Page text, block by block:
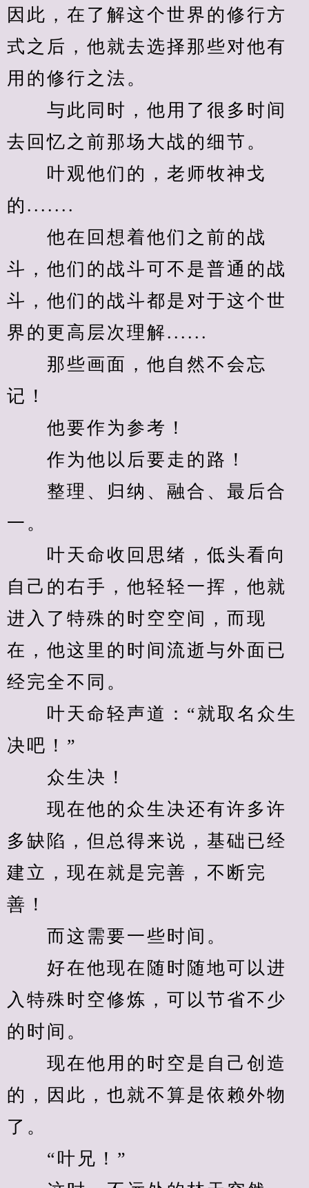
因此，在了解这个世界的修行方
式之后，他就去选择那些对他有
用的修行之法。
与此同时，他用了很多时间
去回忆之前那场大战的细节。
叶观他们的，老师牧神戈
的.......
他在回想着他们之前的战
斗，他们的战斗可不是普通的战
斗，他们的战斗都是对于这个世
界的更高层次理解......
那些画面，他自然不会忘
记！
他要作为参考！
作为他以后要走的路！
整理、归纳、融合、最后合
一。
叶天命收回思绪，低头看向
自己的右手，他轻轻一挥，他就
进入了特殊的时空空间，而现
在，他这里的时间流逝与外面已
经完全不同。
叶天命轻声道：“就取名众生
决吧！”
众生决！
现在他的众生决还有许多许
多缺陷，但总得来说，基础已经
建立，现在就是完善，不断完
善！
而这需要一些时间。
好在他现在随时随地可以进
入特殊时空修炼，可以节省不少
的时间。
现在他用的时空是自己创造
的，因此，也就不算是依赖外物
了。
“叶兄！”